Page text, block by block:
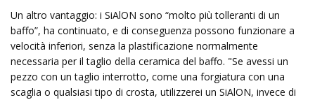
Un altro vantaggio: i SiAlON sono “molto più tolleranti di un
baffo”, ha continuato, e di conseguenza possono funzionare a
velocità inferiori, senza la plastificazione normalmente
necessaria per il taglio della ceramica del baffo. "Se avessi un
pezzo con un taglio interrotto, come una forgiatura con una
scaglia o qualsiasi tipo di crosta, utilizzerei un SiAlON, invece di